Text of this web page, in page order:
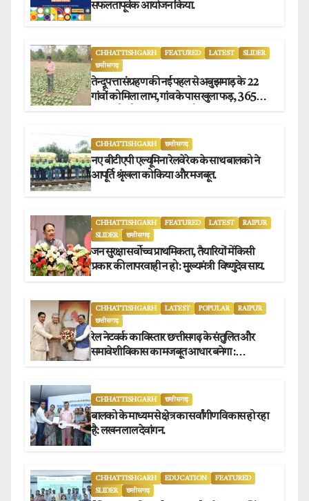
सफलतापूर्वक आयोजन किया.
CHHATTISHGARH FEATURED LATEST
SLIDER
छत्तीसगढ़
तेन्दूपत्ता संग्रहण की नई पहल से अबुझमाड़ के 22
गांवों को मिला लाभ, गांव के पास खुला फड़, 365
CHHATTISHGARH छत्तीसगढ़
नए बीटीएपी एल्यूमिना रेलवे रेक के साथ बालको ने
आपूर्ति श्रृंखला को किया और मजबूत.
CHHATTISHGARH FEATURED LATEST
RAIPUR
SLIDER
छत्तीसगढ़
जन सुरक्षा सर्वोच्च प्राथमिकता, तैयारियों में किसी
प्रकार की लापरवाही न हो : मुख्यमंत्री विष्णुदेव साय.
CHHATTISHGARH LATEST POPULAR
RAIPUR
छत्तीसगढ़
रेल नेटवर्क का विस्तार छत्तीसगढ़ के संतुलित और
समावेशी विकास का मजबूत आधार बनेगा :
CHHATTISHGARH छत्तीसगढ़
बालको के माध्यम से क्षेत्र का सर्वांगीण विकास हो रहा
है: लखन लाल देवांगन.
CHHATTISHGARH EDUCATION
FEATURED
SLIDER
छत्तीसगढ़